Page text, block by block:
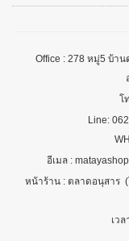
Office : 278 หมู่5 บ้า
โ
Line:
อีเมล :
หน้าร้าน : ตลาดอนุสาร
เว